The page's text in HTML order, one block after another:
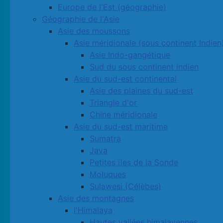
Europe de l'Est (géographie)
Géographie de l'Asie
Asie des moussons
Asie méridionale (sous continent
Asie Indo-gangétique
Sud du sous continent indien
Asie du sud-est continental
Asie des plaines du sud-est
Triangle d'or
Chine méridionale
Asie du sud-est maritime
Sumatra
Java
Petites ïles de la Sonde
Moluques
Sulawesi (Célèbes)
Asie des montagnes
l'Himalaya